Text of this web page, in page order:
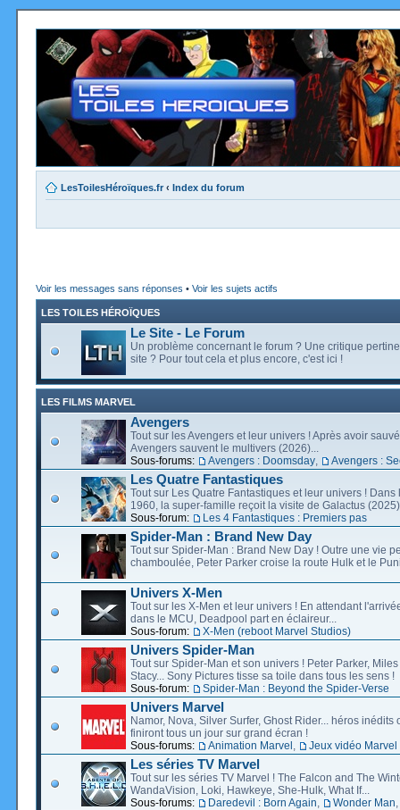
LesToilesHéroïques.fr ‹ Index du forum
Voir les messages sans réponses • Voir les sujets actifs
LES TOILES HÉROÏQUES
Le Site - Le Forum
Un problème concernant le forum ? Une critique
site ? Pour tout cela et plus encore, c'est ici !
LES FILMS MARVEL
Avengers
Tout sur les Avengers et leur univers ! Après avoir
Avengers sauvent le multivers (2026)...
Sous-forums:
Avengers : Doomsday Avengers :
Les Quatre Fantastiques
Tout sur Les Quatre Fantastiques et leur univers ! Dans
1960, la super-famille reçoit la visite de Galactus
Sous-forum:
Les 4 Fantastiques : Premiers pas
Spider-Man : Brand New Day
Tout sur Spider-Man : Brand New Day ! Outre une vie
chamboulée, Peter Parker croise la route Hulk et le
Univers X-Men
Tout sur les X-Men et leur univers ! En attendant
dans le MCU, Deadpool part en éclaireur...
Sous-forum:
X-Men (reboot Marvel Studios)
Univers Spider-Man
Tout sur Spider-Man et son univers ! Peter Parker,
Stacy... Sony Pictures tisse sa toile dans tous les sens !
Sous-forum:
Spider-Man : Beyond the Spider-Verse
Univers Marvel
Namor, Nova, Silver Surfer, Ghost Rider... héros inédits
finiront tous un jour sur grand écran !
Sous-forums:
Animation Marvel Jeux vidéo Marvel
Les séries TV Marvel
Tout sur les séries TV Marvel ! The Falcon and The
WandaVision, Loki, Hawkeye, She-Hulk, What If...
Sous-forums:
Daredevil : Born Again Wonder Man